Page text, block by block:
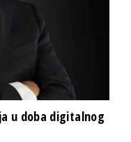
u doba digitalnog